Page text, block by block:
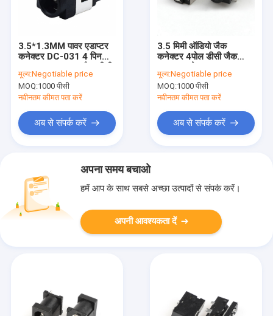
3.5*1.3MM पावर एडाप्टर
कनेक्टर DC-031 4 पिन
महिला कनेक्टर
मूल्य:Negotiable price
MOQ:1000 पीसी
नवीनतम कीमत पता करें
अब से संपर्क करें
3.5 मिमी ऑडियो जैक
कनेक्टर 4पोल डीसी जैक
मूल्य:Negotiable price
MOQ:1000 पीसी
नवीनतम कीमत पता करें
अब से संपर्क करें
अपना समय बचाओ
हमें आप के साथ सबसे अच्छा उत्पादों से संपर्क करें।
अपनी आवश्यकता दें